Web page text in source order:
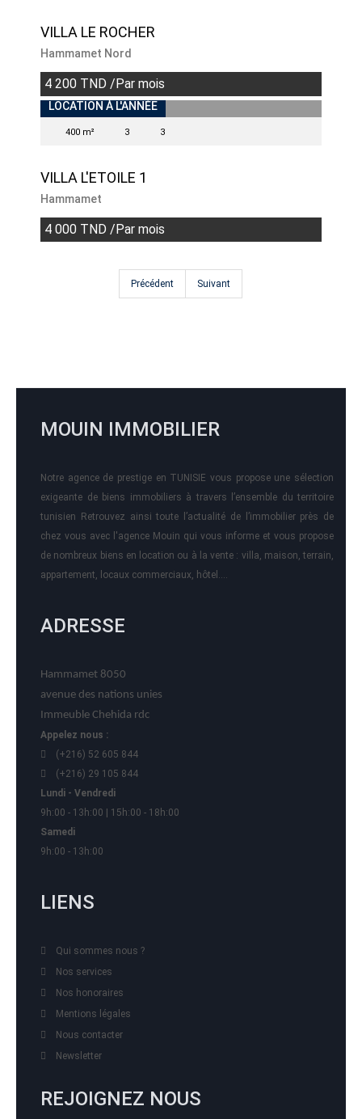
VILLA LE ROCHER
Hammamet Nord
4 200 TND /Par mois
INDISPONIBLE
LOCATION À L'ANNÉE
400 m² 3 3
VILLA L'ETOILE 1
Hammamet
4 000 TND /Par mois
Précédent Suivant
MOUIN IMMOBILIER
Notre agence de prestige en TUNISIE vous propose une sélection
exigeante de biens immobiliers à travers l’ensemble du territoire
tunisien Retrouvez ainsi toute l’actualité de l’immobilier près de
chez vous avec l'agence Mouin qui vous informe et vous propose
de nombreux biens en location ou à la vente : villa, maison, terrain,
appartement, locaux commerciaux, hôtel….
ADRESSE
Hammamet 8050
avenue des nations unies
Immeuble Chehida rdc
Appelez nous :
(+216) 52 605 844
(+216) 29 105 844
Lundi - Vendredi
9h:00 - 13h:00 | 15h:00 - 18h:00
Samedi
9h:00 - 13h:00
LIENS
Qui sommes nous ?
Nos services
Nos honoraires
Mentions légales
Nous contacter
Newsletter
REJOIGNEZ NOUS